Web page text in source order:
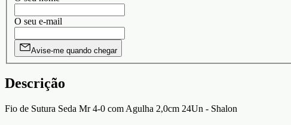
O seu e-mail
Avise-me quando chegar
Descrição
Fio de Sutura Seda Mr 4-0 com Agulha 2,0cm 24Un - Shalon